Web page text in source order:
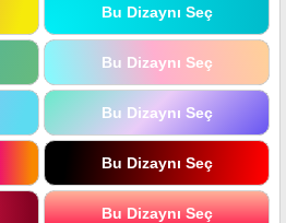
Bu Dizaynı Seç
Bu Dizaynı Seç
Bu Dizaynı Seç
Bu Dizaynı Seç
Bu Dizaynı Seç